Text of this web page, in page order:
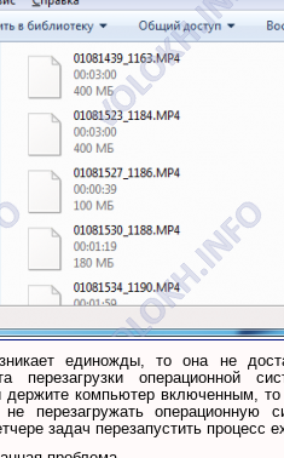
единожды, то она не
перезагрузки операционной
держите компьютер включенным,
перезагружать операционную
задач перезапустить процесс